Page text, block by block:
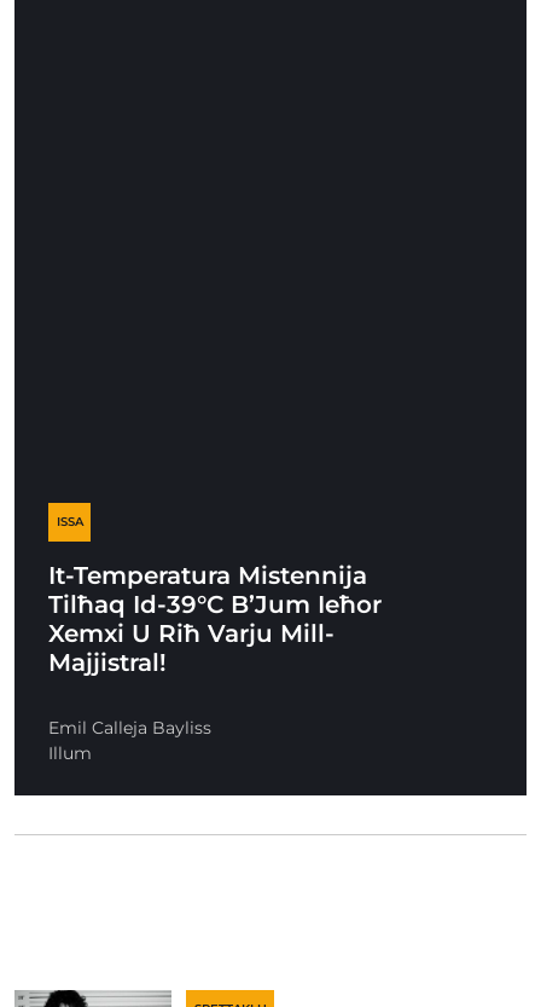
ISSA
It-Temperatura Mistennija
Tilħaq Id-39°C B’Jum Ieħor
Xemxi U Riħ Varju Mill-
Majjistral!
Emil Calleja Bayliss
Illum